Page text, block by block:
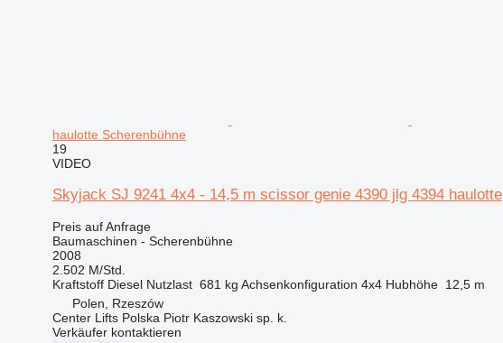
haulotte Scherenbühne
19
VIDEO
Skyjack SJ 9241 4x4 - 14,5 m scissor genie 4390 jlg 4394 haulotte
Preis auf Anfrage
Baumaschinen - Scherenbühne
2008
2.502 M/Std.
Kraftstoff Diesel Nutzlast 681 kg Achsenkonfiguration 4x4 Hubhöhe 12,5 m
Polen, Rzeszów
Center Lifts Polska Piotr Kaszowski sp. k.
Verkäufer kontaktieren